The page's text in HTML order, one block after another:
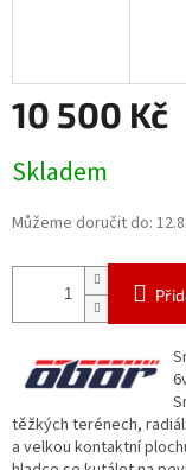
10 500 Kč
cena:
Skladem
Můžeme doručit do:
těžkých terénech,
a velkou kontaktní